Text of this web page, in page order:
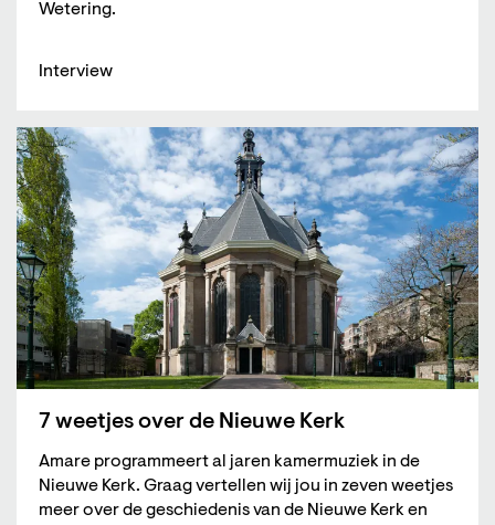
Wetering.
Interview
7 weetjes over de Nieuwe Kerk
Amare programmeert al jaren kamermuziek in de
Nieuwe Kerk. Graag vertellen wij jou in zeven weetjes
meer over de geschiedenis van de Nieuwe Kerk en